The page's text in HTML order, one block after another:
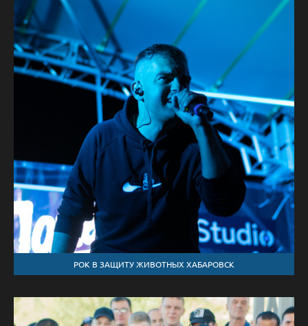
РОК В ЗАЩИТУ ЖИВОТНЫХ ХАБАРОВСК